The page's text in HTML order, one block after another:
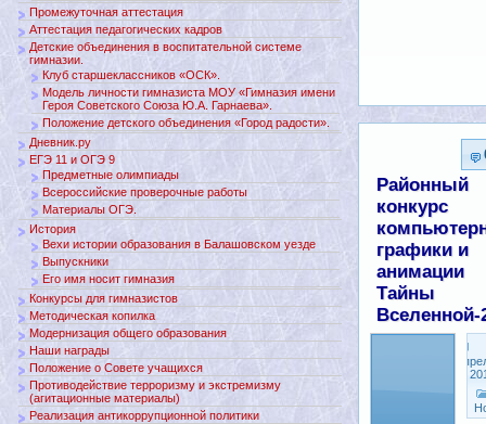
Районный
конкурс
графики и
анимации
Тайны
Вселенной-
5,
Промежуточная аттестация
Аттестация педагогических кадров
Детские объединения в воспитательной системе
гимназии.
Клуб старшеклассников «ОСК».
Модель личности гимназиста МОУ «Гимназия имени
Героя Советского Союза Ю.А. Гарнаева».
Положение детского объединения «Город радости».
Дневник.ру
ЕГЭ 11 и ОГЭ 9
Предметные олимпиады
Всероссийские проверочные работы
Материалы ОГЭ.
История
Вехи истории образования в Балашовском уезде
Выпускники
Его имя носит гимназия
Конкурсы для гимназистов
Методическая копилка
Модернизация общего образования
Наши награды
Положение о Совете учащихся
Противодействие терроризму и экстремизму
(агитационные материалы)
Реализация антикоррупционной политики